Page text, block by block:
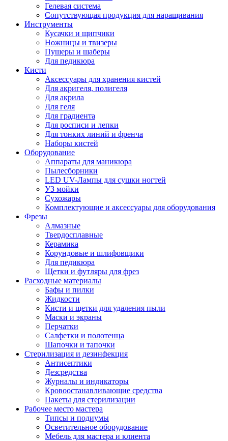
Гелевая система
Сопутствующая продукция для наращивания
Инструменты
Кусачки и щипчики
Ножницы и твизеры
Пушеры и шаберы
Для педикюра
Кисти
Аксессуары для хранения кистей
Для акригеля, полигеля
Для акрила
Для геля
Для градиента
Для росписи и лепки
Для тонких линий и френча
Наборы кистей
Оборудование
Аппараты для маникюра
Пылесборники
LED UV-Лампы для сушки ногтей
УЗ мойки
Сухожары
Комплектующие и аксессуары для оборудования
Фрезы
Алмазные
Твердосплавные
Керамика
Корундовые и шлифовщики
Для педикюра
Щетки и футляры для фрез
Расходные материалы
Бафы и пилки
Жидкости
Кисти и щетки для удаления пыли
Маски и экраны
Перчатки
Салфетки и полотенца
Шапочки и тапочки
Стерилизация и дезинфекция
Антисептики
Дезсредства
Журналы и индикаторы
Кровоостанавливающие средства
Пакеты для стерилизации
Рабочее место мастера
Типсы и подиумы
Осветительное оборудование
Мебель для мастера и клиента